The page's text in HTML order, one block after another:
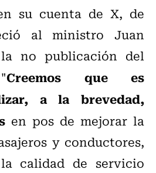
su cuenta de X, de
al ministro Juan
no publicación del
Creemos que es
a la brevedad,
en pos de mejorar la
y conductores,
calidad de servicio